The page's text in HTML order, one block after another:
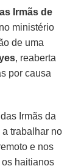
Irmãs de
ministério
de uma
, reaberta
por causa
Irmãs da
trabalhar no
e nos
haitianos